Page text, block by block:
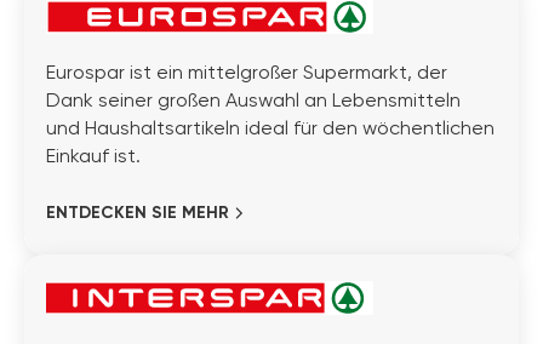
Eurospar ist ein mittelgroßer Supermarkt, der
Dank seiner großen Auswahl an Lebensmitteln
und Haushaltsartikeln ideal für den wöchentlichen
Einkauf ist.
ENTDECKEN SIE MEHR